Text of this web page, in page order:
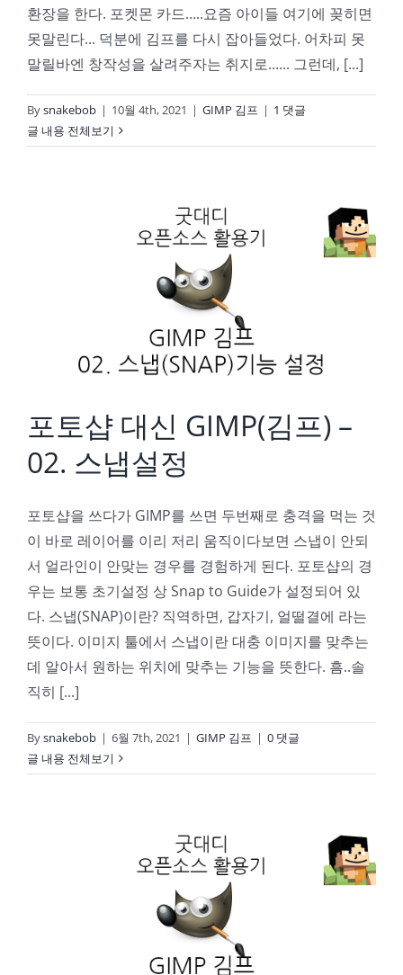
환장을 한다. 포켓몬 카드.....요즘 아이들 여기에 꽂히면
못말린다... 덕분에 김프를 다시 잡아들었다. 어차피 못
말릴바엔 창작성을 살려주자는 취지로...... 그런데, [...]
Bysnakebob | 10월 4th, 2021 | GIMP 김프 | 1 댓글
글 내용 전체보기
포토샵 대신 GIMP(김프) –
02. 스냅설정
포토샵을 쓰다가 GIMP를 쓰면 두번째로 충격을 먹는 것
이 바로 레이어를 이리 저리 움직이다보면 스냅이 안되
서 얼라인이 안맞는 경우를 경험하게 된다. 포토샵의 경
우는 보통 초기설정 상 Snap to Guide가 설정되어 있
다. 스냅(SNAP)이란? 직역하면, 갑자기, 얼떨결에 라는
뜻이다. 이미지 툴에서 스냅이란 대충 이미지를 맞추는
데 알아서 원하는 위치에 맞추는 기능을 뜻한다. 흠..솔
직히 [...]
Bysnakebob | 6월 7th, 2021 | GIMP 김프 | 0 댓글
글 내용 전체보기